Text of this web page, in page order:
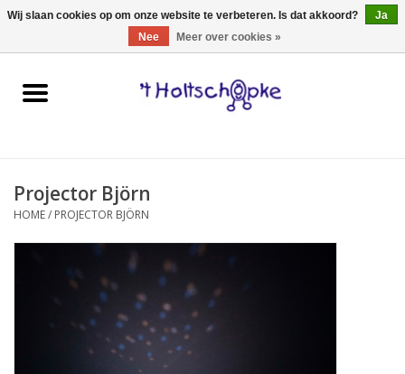
0 Artikelen - €0,00
Home
spellen
onderweg
schmink & make-up
Projector Björn
HOME/ PROJECTOR BJÖRN
Wij slaan cookies op om onze website te verbeteren. Is dat akkoord?
Ja
Nee
Meer over cookies »